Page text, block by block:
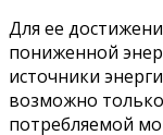
Для ее
пониженной
источники
возможно
потребляемой